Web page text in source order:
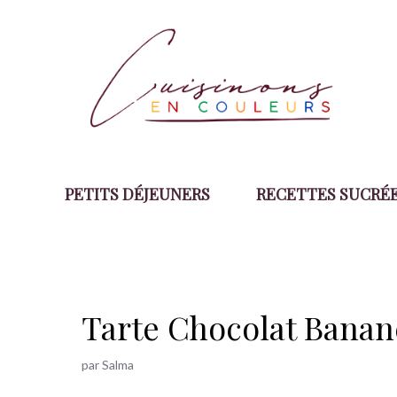
PETITS DÉJEUNERS RECETTES
Tarte Chocolat
parSalma